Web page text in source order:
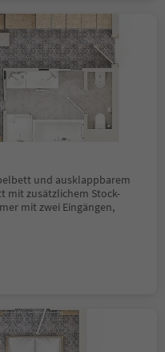
und ausklappbarem
mit zusätzlichem Stock-
mit zwei Eingängen,